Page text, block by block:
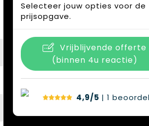
Selecteer jouw opties voor de
prijsopgave.
Vrijblijvende offerte
(binnen 4u reactie)
4,9/5 | 1